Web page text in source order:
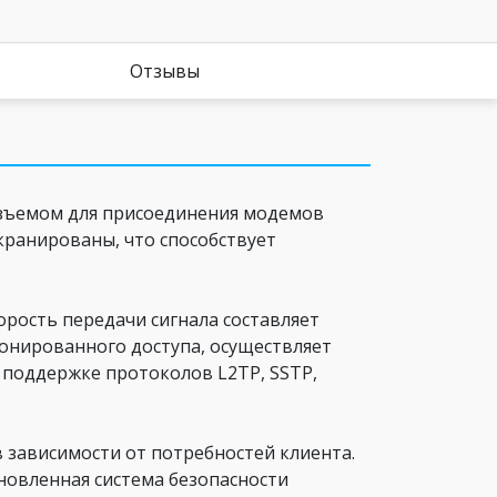
Отзывы
для присоединения модемов
что способствует
передачи сигнала составляет
доступа, осуществляет
протоколов L2TP, SSTP,
от потребностей клиента.
система безопасности